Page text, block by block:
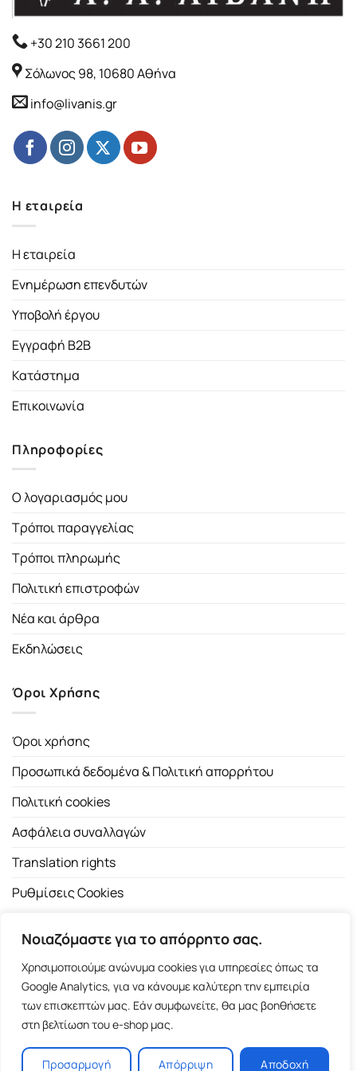
Νοιαζόμαστε για το απόρρητο σας.
Χρησιμοποιούμε ανώνυμα cookies για υπηρεσίες όπως τα
Google Analytics, για να κάνουμε καλύτερη την εμπειρία
των επισκεπτών μας. Εάν συμφωνείτε, θα μας βοηθήσετε
στη βελτίωση του e-shop μας.
Προσαρμογή Απόρριψη Αποδοχή
+30 210 3661 200
Σόλωνος 98, 10680 Αθήνα
info@livanis.gr
Η εταιρεία
Η εταιρεία
Ενημέρωση επενδυτών
Υποβολή έργου
Εγγραφή B2B
Κατάστημα
Επικοινωνία
Πληροφορίες
Ο λογαριασμός μου
Τρόποι παραγγελίας
Τρόποι πληρωμής
Πολιτική επιστροφών
Νέα και άρθρα
Εκδηλώσεις
Όροι Χρήσης
Όροι χρήσης
Προσωπικά δεδομένα & Πολιτική απορρήτου
Πολιτική cookies
Ασφάλεια συναλλαγών
Translation rights
Ρυθμίσεις Cookies
Copyright 2026 ©Εκδοτικός Οίκος Α.Α. Λιβάνη| All rights
reserved.
Σόλωνος 98, 10680 Αθήνα | Τ:2103661200- F: 2103617791